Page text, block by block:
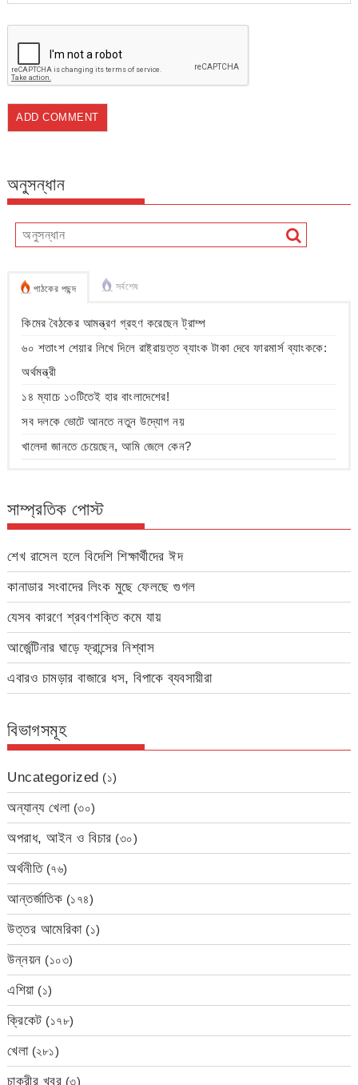
অনুসন্ধান
পাঠকের পছন্দ সর্বশেষ
কিমের বৈঠকের আমন্ত্রণ গ্রহণ করেছেন ট্রাম্প
৬০ শতাংশ শেয়ার লিখে দিলে রাষ্ট্রায়ত্ত ব্যাংক টাকা দেবে ফারমার্স ব্যাংককে:
অর্থমন্ত্রী
১৪ ম্যাচে ১৩টিতেই হার বাংলাদেশের!
সব দলকে ভোটে আনতে নতুন উদ্যোগ নয়
খালেদা জানতে চেয়েছেন, আমি জেলে কেন?
সাম্প্রতিক পোস্ট
শেখ রাসেল হলে বিদেশি শিক্ষার্থীদের ঈদ
কানাডার সংবাদের লিংক মুছে ফেলছে গুগল
যেসব কারণে শ্রবণশক্তি কমে যায়
আর্জেন্টিনার ঘাড়ে ফ্রান্সের নিশ্বাস
এবারও চামড়ার বাজারে ধস, বিপাকে ব্যবসায়ীরা
বিভাগসমূহ
Uncategorized (১)
অন্যান্য খেলা(৩০)
অপরাধ, আইন ও বিচার (৩০)
অর্থনীতি(৭৬)
আন্তর্জাতিক (১৭৪)
উত্তর আমেরিকা(১)
উন্নয়ন (১০৩)
এশিয়া(১)
ক্রিকেট (১৭৮)
খেলা(২৮১)
চাকরীর খবর (৩)